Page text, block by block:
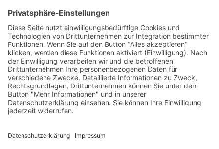
TREFFEN SIE UNS
Events
Jobs
Kontakt